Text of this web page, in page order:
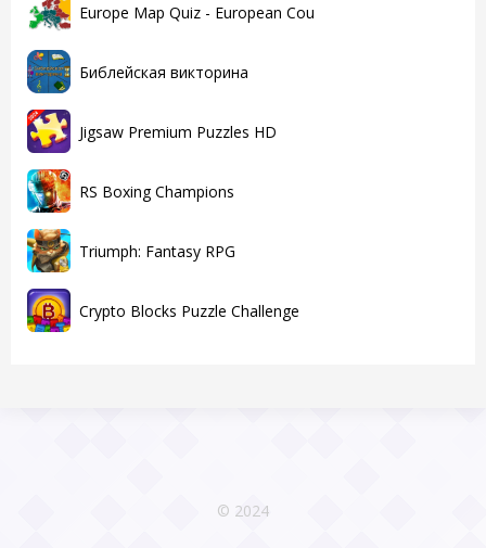
Europe Map Quiz - European Cou
Библейская викторина
Jigsaw Premium Puzzles HD
RS Boxing Champions
Triumph: Fantasy RPG
Crypto Blocks Puzzle Challenge
© 2024